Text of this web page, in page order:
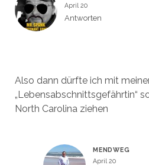
e
t
)
e
t
)
April 20
Antworten
Also dann dürfte ich mit
„Lebensabschnittsgefährtin“
North Carolina ziehen
MENDWEG
April 20